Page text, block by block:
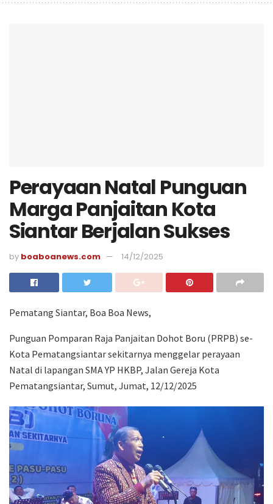
Perayaan Natal Punguan
Marga Panjaitan Kota
Siantar Berjalan Sukses
by boaboanews.com 14/12/2025
Pematang Siantar, Boa Boa News,
Punguan Pomparan Raja Panjaitan Dohot Boru (PRPB) se-
Kota Pematangsiantar sekitarnya menggelar perayaan
Natal di lapangan SMA YP HKBP, Jalan Gereja Kota
Pematangsiantar, Sumut, Jumat, 12/12/2025